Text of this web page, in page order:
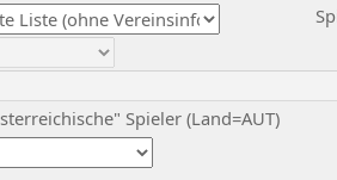
Spieler (Land=AUT)